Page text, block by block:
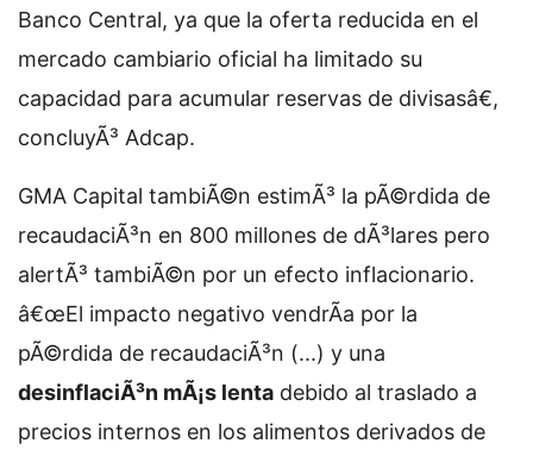
Banco Central, ya que la oferta reducida en el
mercado cambiario oficial ha limitado su
capacidad para acumular reservas de divisasâ€,
concluyÃ³ Adcap.
GMA Capital tambiÃ©n estimÃ³ la pÃ©rdida de
recaudaciÃ³n en 800 millones de dÃ³lares pero
alertÃ³ tambiÃ©n por un efecto inflacionario.
â€œEl impacto negativo vendrÃ­a por la
pÃ©rdida de recaudaciÃ³n (...) y una
desinflaciÃ³n mÃ¡s lenta debido al traslado a
precios internos en los alimentos derivados de